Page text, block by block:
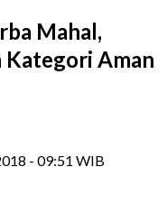
Mahal,
Kategori Aman
- 09:51 WIB